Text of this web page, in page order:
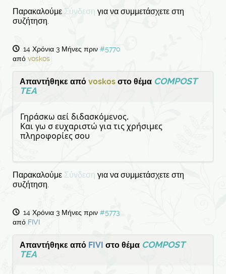
Παρακαλούμε Σύνδεση για να συμμετάσχετε στη
συζήτηση.
14 Χρόνια 3 Μήνες πριν #5770
από voskos
Απαντήθηκε από voskos στο θέμα COMPOST
TEA
Γηράσκω αεί διδασκόμενος.
Και γω σ ευχαριστώ για τις χρήσιμες
πληροφορίες σου
Παρακαλούμε Σύνδεση για να συμμετάσχετε στη
συζήτηση.
14 Χρόνια 3 Μήνες πριν #5773
από FIVI
Απαντήθηκε από FIVI στο θέμα COMPOST
TEA